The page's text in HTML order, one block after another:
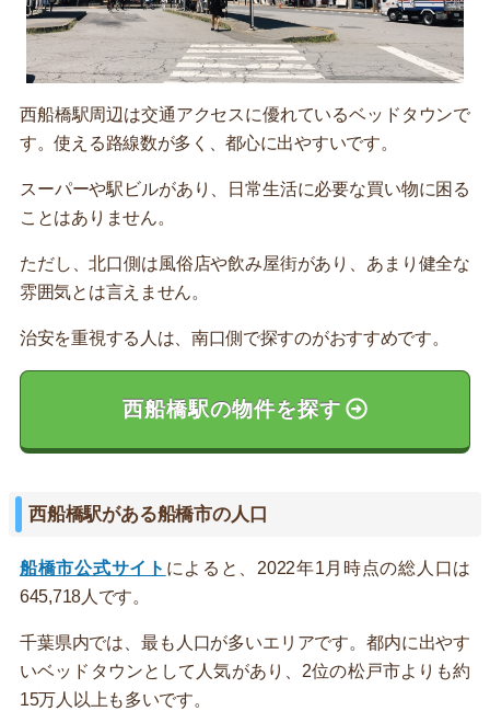
西船橋駅周辺は交通アクセスに優れているベッドタウンで
す。使える路線数が多く、都心に出やすいです。
スーパーや駅ビルがあり、日常生活に必要な買い物に困る
ことはありません。
ただし、北口側は風俗店や飲み屋街があり、あまり健全な
雰囲気とは言えません。
治安を重視する人は、南口側で探すのがおすすめです。
西船橋駅の物件を探す
西船橋駅がある船橋市の人口
船橋市公式サイト によると、2022年1月時点の総人口は
645,718人です。
千葉県内では、最も人口が多いエリアです。都内に出やす
いベッドタウンとして人気があり、2位の松戸市よりも約
15万人以上も多いです。